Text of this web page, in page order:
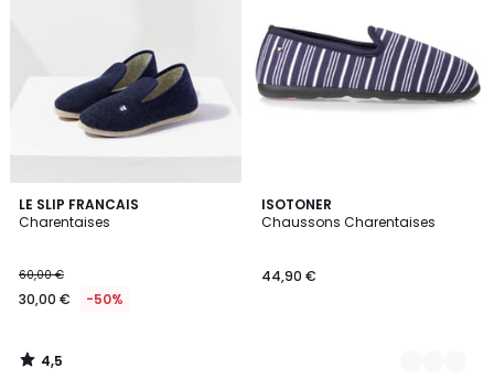
LE SLIP FRANCAIS
Charentaises
60,00 €
30,00 € -50%
4,5
/ 5
4,5
/
ISOTONER
Chaussons Charentaises
44,90 €
2
Couleurs